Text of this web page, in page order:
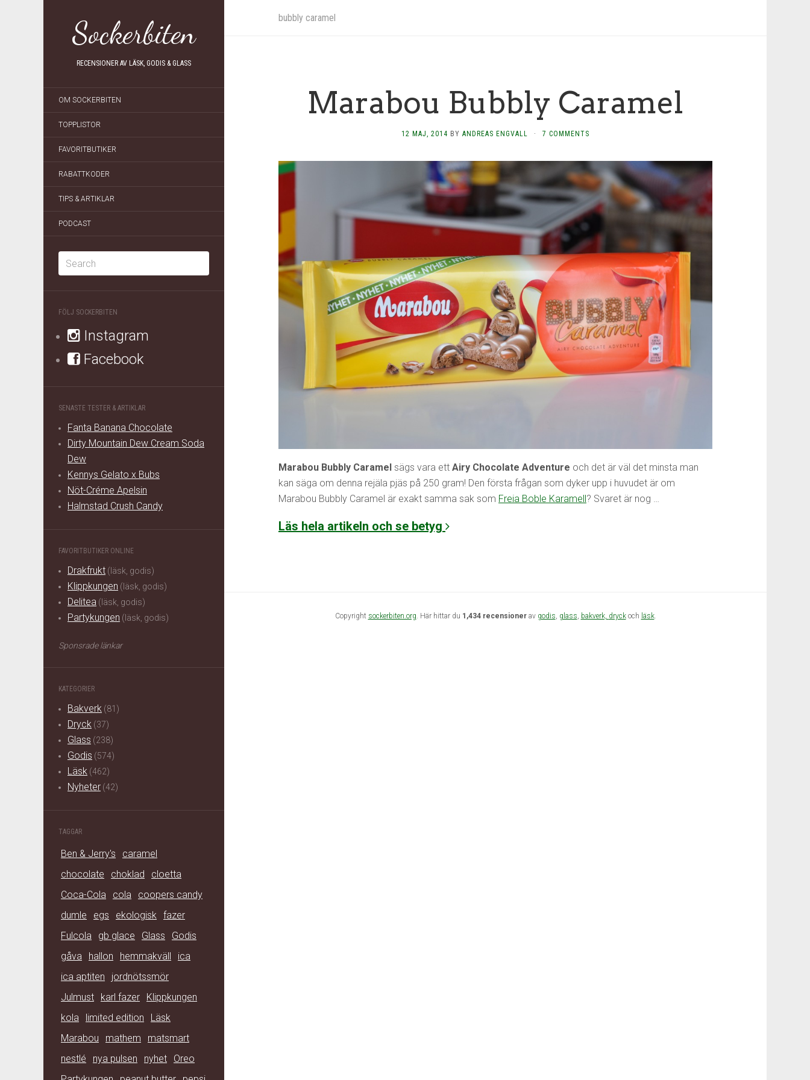
Sockerbiten
RECENSIONER AV LÄSK, GODIS & GLASS
OM SOCKERBITEN
TOPPLISTOR
FAVORITBUTIKER
RABATTKODER
TIPS & ARTIKLAR
PODCAST
FÖLJ SOCKERBITEN
Instagram
Facebook
SENASTE TESTER & ARTIKLAR
Fanta Banana Chocolate
Dirty Mountain Dew Cream Soda
Dew
Kennys Gelato x Bubs
Nöt-Créme Apelsin
Halmstad Crush Candy
FAVORITBUTIKER ONLINE
Drakfrukt (läsk, godis)
Klippkungen (läsk, godis)
Delitea (läsk, godis)
Partykungen (läsk, godis)
Sponsrade länkar
KATEGORIER
Bakverk (81)
Dryck (37)
Glass (238)
Godis (574)
Läsk (462)
Nyheter (42)
TAGGAR
Ben & Jerry's
caramel
chocolate
choklad
cloetta
Coca-Cola
cola
coopers candy
dumle
egs ekologisk fazer
Fulcola
gb glace Glass
Godis
gåva
hallon hemmakväll
ica
ica aptiten
jordnötssmör
Julmust
karl fazer
Klippkungen
kola
limited edition
Läsk
Marabou
mathem
matsmart
nestlé
nya pulsen nyhet
Oreo
bubbly caramel
Marabou Bubbly Caramel
12 MAJ, 2014 BY ANDREAS ENGVALL · 7 COMMENTS
Marabou Bubbly Caramel sägs vara ett Airy Chocolate Adventure och det är väl det minsta man
kan säga om denna rejäla pjäs på 250 gram! Den första frågan som dyker upp i huvudet är om
Marabou Bubbly Caramel är exakt samma sak som Freia Boble Karamell? Svaret är nog …
Läs hela artikeln och se betyg
Copyright sockerbiten.org. Här hittar du 1,434 recensionerav godis, glass, bakverk, dryckoch läsk.